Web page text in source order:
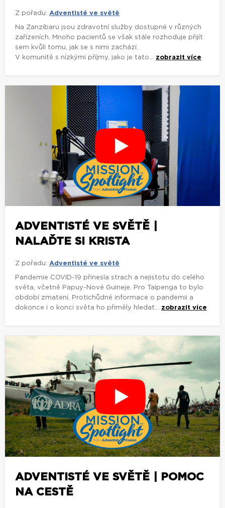
Z pořadu: Adventisté ve světě
Na Zanzibaru jsou zdravotní služby dostupné v různých
zařízeních. Mnoho pacientů se však stále rozhoduje přijít
sem kvůli tomu, jak se s nimi zachází.
V komunitě s nízkými příjmy, jako je tato... zobrazit více
ADVENTISTÉ VE SVĚTĚ |
NALAĎTE SI KRISTA
Z pořadu: Adventisté ve světě
Pandemie COVID-19 přinesla strach a nejistotu do celého
světa, včetně Papuy-Nové Guineje. Pro Taipenga to bylo
období zmatení. Protichůdné informace o pandemii a
dokonce i o konci světa ho přiměly hledat... zobrazit více
ADVENTISTÉ VE SVĚTĚ | POMOC
NA CESTĚ